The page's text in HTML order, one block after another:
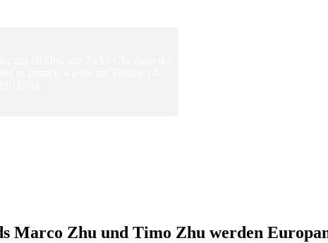
Marco Zhu und Timo Zhu werden